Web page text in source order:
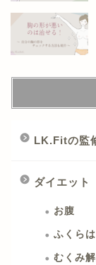
LK.Fitの監
ダイエット
お腹
ふくら
むくみ